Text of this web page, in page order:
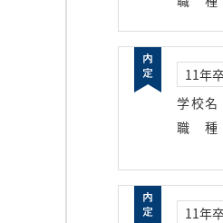
11年
学校名
職種
11年